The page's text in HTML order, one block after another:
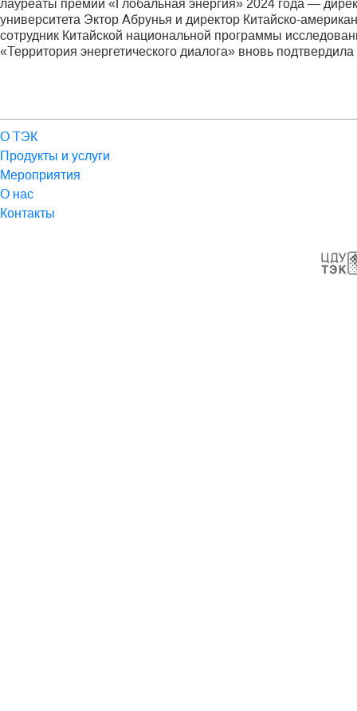
лауреаты премии «Глобальная энергия» 2024 года —
университета Эктор Абрунья и директор Китайско-
сотрудник Китайской национальной программы
«Территория энергетического диалога» вновь
О ТЭК
Продукты и услуги
Мероприятия
О нас
Контакты